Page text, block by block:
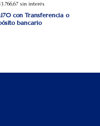
sin interés
con Transferencia o
bancario